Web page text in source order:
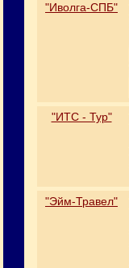
"Иволга-СПБ"
"ИТС - Тур"
"Эйм-Травел"